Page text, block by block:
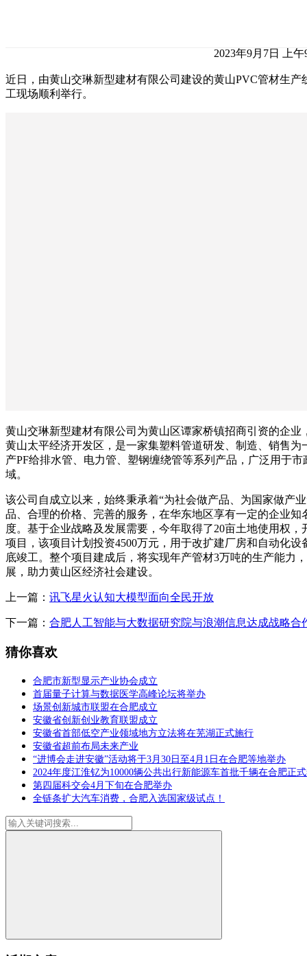
2023年9月7日 上午
近日，由黄山交琳新型建材有限公司建设的黄山PVC管材生产
工现场顺利举行。
黄山交琳新型建材有限公司为黄山区谭家桥镇招商引资的企业
黄山太平经济开发区，是一家集塑料管道研发、制造、销售为
产PF给排水管、电力管、塑钢缠绕管等系列产品，广泛用于
域。
该公司自成立以来，始终秉承着“为社会做产品、为国家做产
品、合理的价格、完善的服务，在华东地区享有一定的企业知
度。基于企业战略及发展需要，今年取得了20亩土地使用权，
项目，该项目计划投资4500万元，用于改扩建厂房和自动化
底竣工。整个项目建成后，将实现年产管材3万吨的生产能力
展，助力黄山区经济社会建设。
上一篇： 讯飞星火认知大模型面向全民开放
下一篇： 合肥人工智能与大数据研究院与浪潮信息达成战略合
猜你喜欢
合肥市新型显示产业协会成立
首届量子计算与数据医学高峰论坛将举办
场景创新城市联盟在合肥成立
安徽省创新创业教育联盟成立
安徽省首部低空产业领域地方立法将在芜湖正式施行
安徽省超前布局未来产业
“进博会走进安徽”活动将于3月30日至4月1日在合肥等地举办
2024年度江淮钇为10000辆公共出行新能源车首批千辆在合肥正
第四届科交会4月下旬在合肥举办
全链条扩大汽车消费，合肥入选国家级试点！